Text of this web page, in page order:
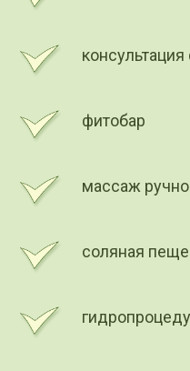
фитобар
массаж
соляная